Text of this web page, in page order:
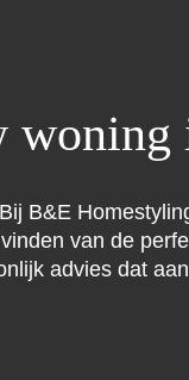
B&E
van de
advies dat